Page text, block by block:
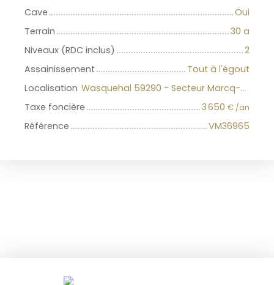
Cave
Oui
Terrain
30 a
Niveaux (RDC inclus)
2
Assainissement
Tout à l'égout
Localisation
Wasquehal 59290 - Secteur Marcq-Wasquehal-Mouvaux
Taxe foncière
3 650 € /an
Référence VM36965